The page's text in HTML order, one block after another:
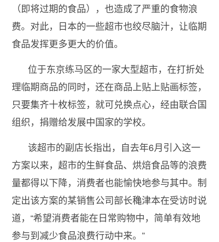
（即将过期的食品），也造成了严重的食物浪
费。对此，日本的一些超市也绞尽脑汁，让临期
食品发挥更多更大的价值。
位于东京练马区的一家大型超市，在打折处
理临期商品的同时，还在商品上贴上贴画标签，
只要集齐十枚标签，就可兑换点心，经由联合国
组织，捐赠给发展中国家的学校。
该超市的副店长指出，自去年6月引入这一
方案以来，超市的生鲜食品、烘焙食品等的浪费
量都得以下降，消费者也能愉快地参与其中。制
定出该方案的某销售公司部长穐津本在受访时说
道，“希望消费者能在日常购物中，简单有效地
参与到减少食品浪费行动中来。”